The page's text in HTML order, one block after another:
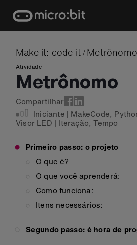
content
Make it: code it / Metrônomo
Atividade
Metrônomo
Compartilhar
Iniciante | MakeCode,
Visor LED | Iteração,Tempo
Primeiro passo: o projeto
O que é?
O que você aprenderá:
Como funciona:
Itens necessários:
Segundo passo: é hora de